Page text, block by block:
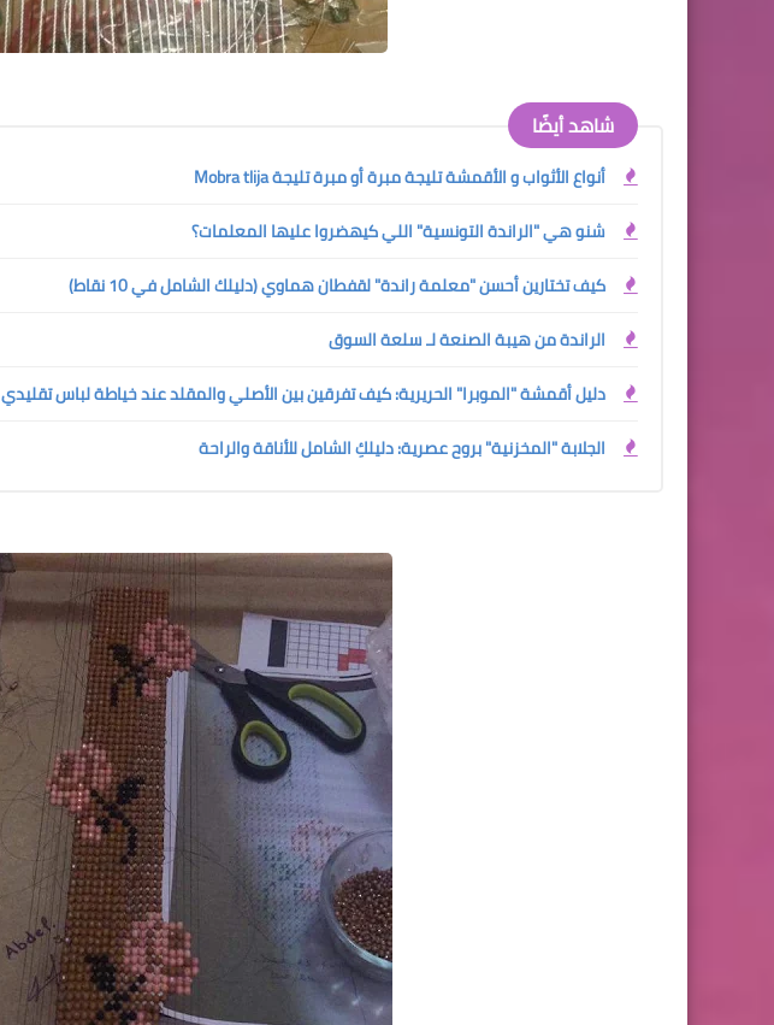
شاهد أيضًا
أنواع الأثواب و الأقمشة تليجة مبرة أو مبرة تليجة Mobra tlija
شنو هي "الراندة التونسية" اللي كيهضروا عليها المعلمات؟
كيف تختارين أحسن "معلمة راندة" لقفطان هماوي (دليلك الشامل في 10 نقاط)
الراندة من هيبة الصنعة لـ سلعة السوق
دليل أقمشة "الموبرا" الحريرية: كيف تفرقين بين الأصلي والمقلد عند خياطة لباس تقليدي
الجلابة "المخزنية" بروح عصرية: دليلكِ الشامل للأناقة والراحة